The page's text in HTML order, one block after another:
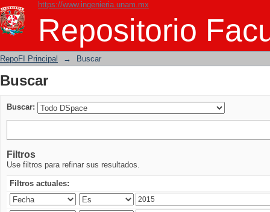
https://www.ingenieria.unam.mx
Repositorio
Buscar
RepoFI Principal → Buscar
Buscar
Buscar:
Filtros
Use filtros para refinar sus resultados.
Filtros actuales: